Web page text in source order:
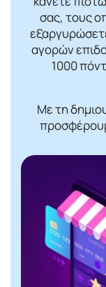
σας, τους
αγορών
1000
Με τη